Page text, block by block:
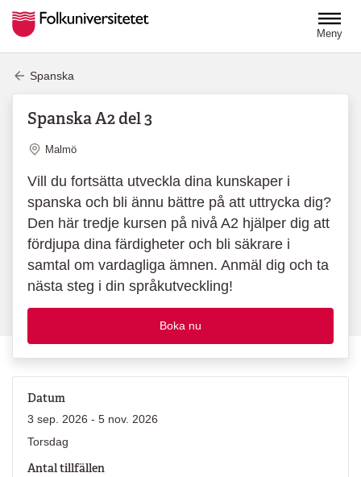
Meny
Spanska
Spanska A2 del 3
Plats
Malmö
Vill du fortsätta utveckla dina kunskaper i
spanska och bli ännu bättre på att uttrycka dig?
Den här tredje kursen på nivå A2 hjälper dig att
fördjupa dina färdigheter och bli säkrare i
samtal om vardagliga ämnen. Anmäl dig och ta
nästa steg i din språkutveckling!
Boka nu
Datum
3 sep. 2026 - 5 nov. 2026
Torsdag
Antal tillfällen